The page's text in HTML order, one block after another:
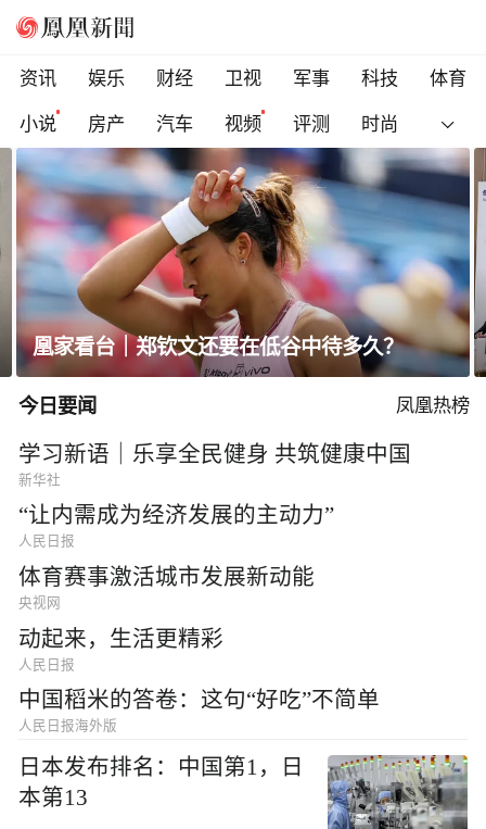
资讯 娱乐 财经 卫视 军事 科技
体育
小说
房产 汽车 视频 评测 时尚
多久？
王胜利履新首秀定调“砺新”，一汽
棋局瞄准三大核心策略
今日要闻 凤凰热榜
学习新语｜乐享全民健身 共筑健康中国
新华社
“让内需成为经济发展的主动力”
人民日报
体育赛事激活城市发展新动能
央视网
动起来，生活更精彩
人民日报
中国稻米的答卷：这句“好吃”不简单
人民日报海外版
日本发布排名：中国第1，日
本第13